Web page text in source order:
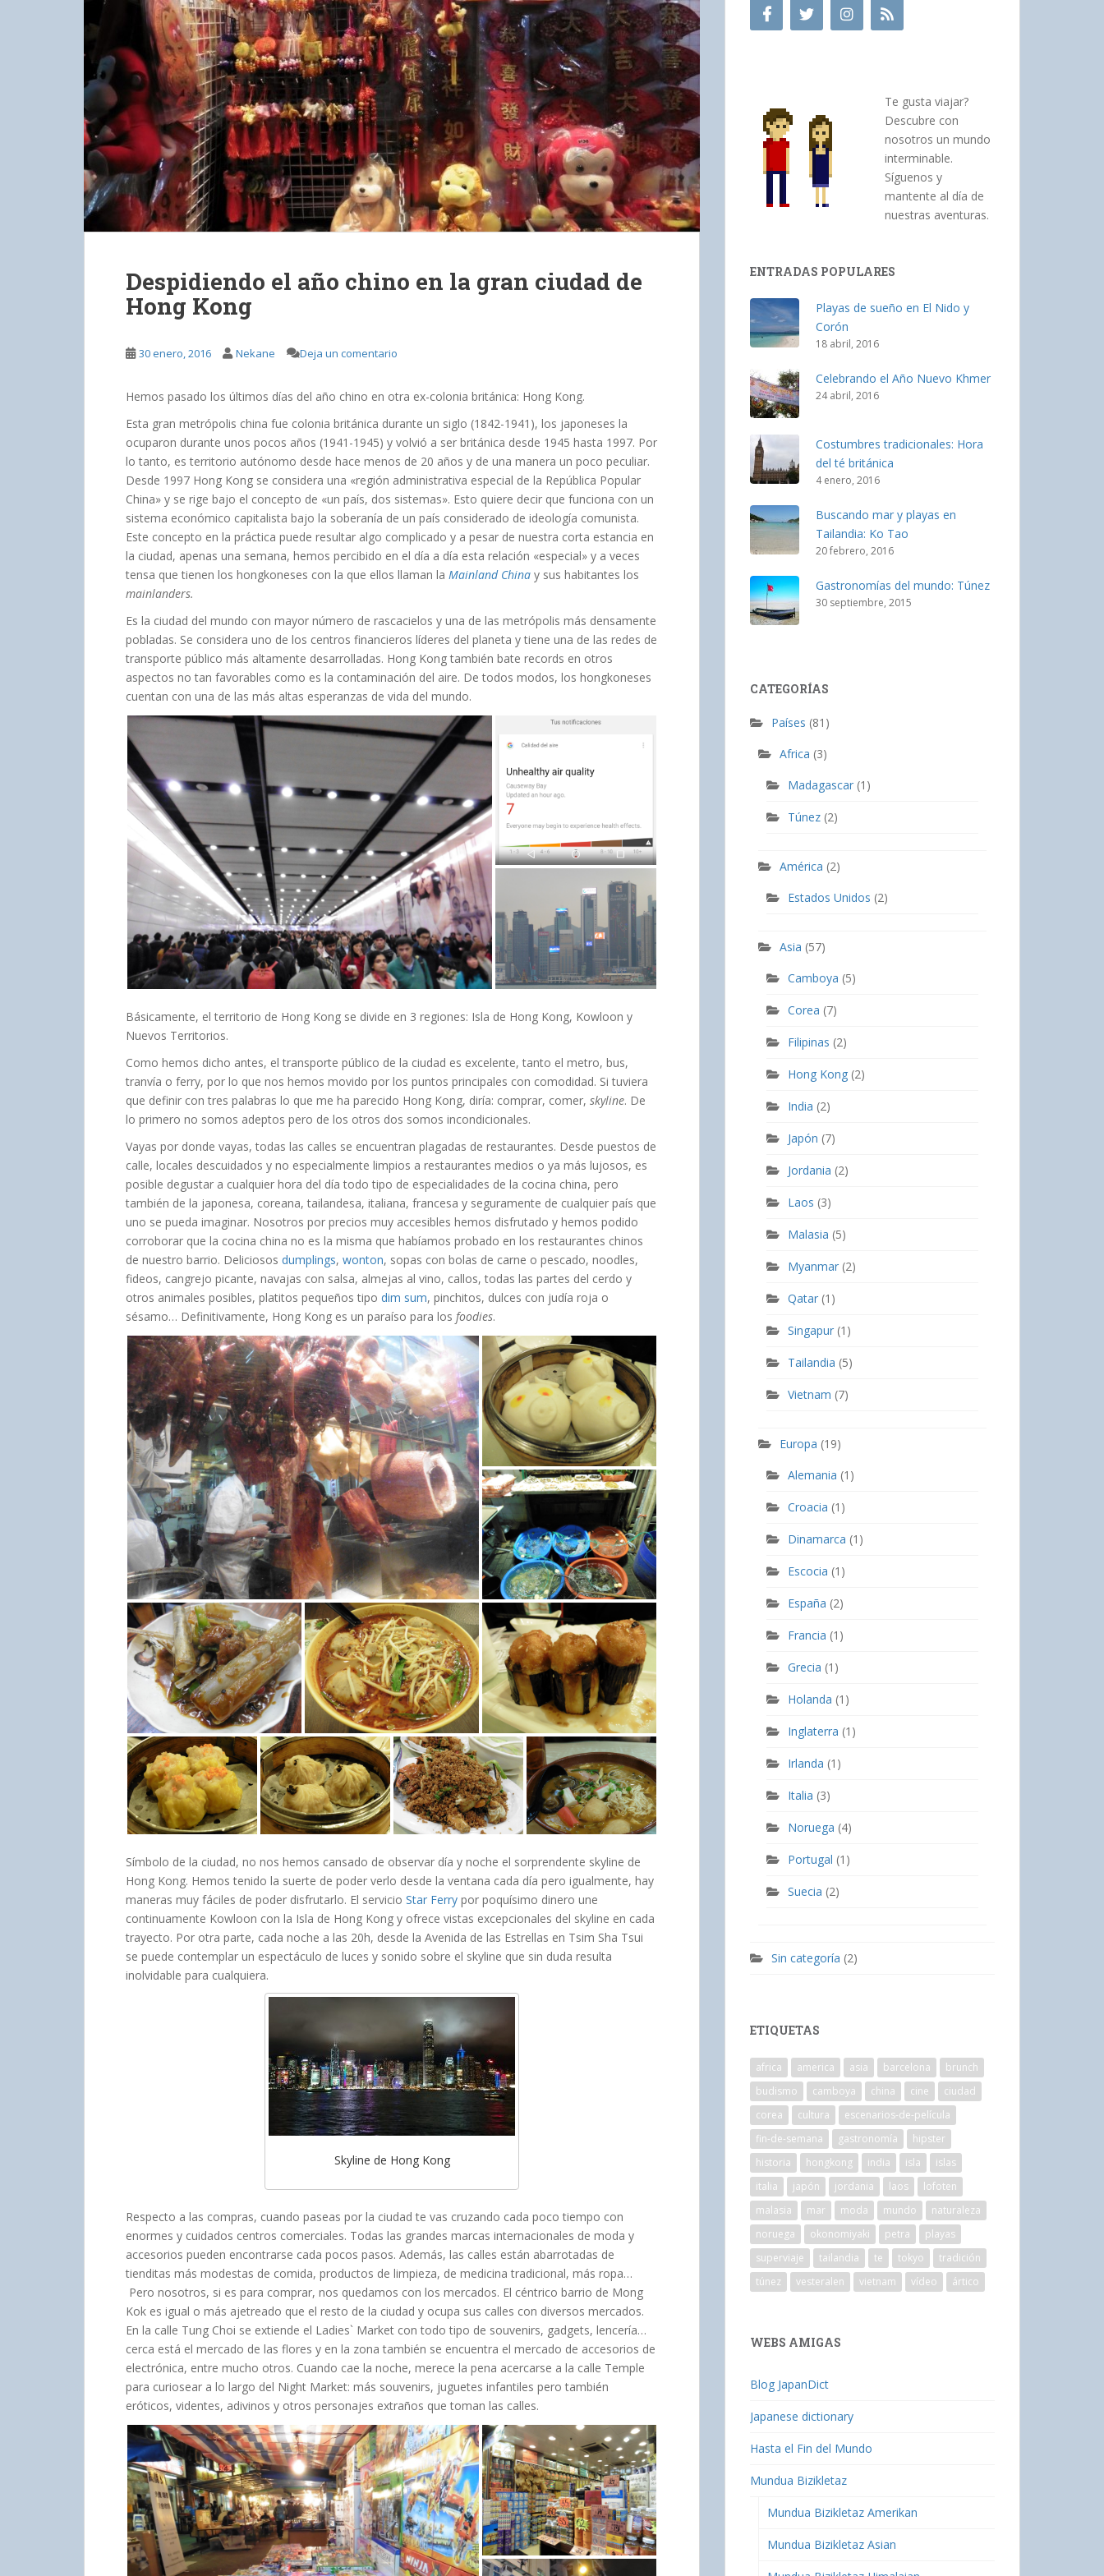
Despidiendo el año chino en la gran ciudad de
Hong Kong
30 enero, 2016 Nekane Deja un comentario
Hemos pasado los últimos días del año chino en otra ex-colonia británica: Hong Kong.
Esta gran metrópolis china fue colonia británica durante un siglo (1842-1941), los japoneses la
ocuparon durante unos pocos años (1941-1945) y volvió a ser británica desde 1945 hasta 1997. Por
lo tanto, es territorio autónomo desde hace menos de 20 años y de una manera un poco peculiar.
Desde 1997 Hong Kong se considera una «región administrativa especial de la República Popular
China» y se rige bajo el concepto de «un país, dos sistemas». Esto quiere decir que funciona con un
sistema económico capitalista bajo la soberanía de un país considerado de ideología comunista.
Este concepto en la práctica puede resultar algo complicado y a pesar de nuestra corta estancia en
la ciudad, apenas una semana, hemos percibido en el día a día esta relación «especial» y a veces
tensa que tienen los hongkoneses con la que ellos llaman la Mainland China y sus habitantes los
mainlanders.
Es la ciudad del mundo con mayor número de rascacielos y una de las metrópolis más densamente
pobladas. Se considera uno de los centros financieros líderes del planeta y tiene una de las redes de
transporte público más altamente desarrolladas. Hong Kong también bate records en otros
aspectos no tan favorables como es la contaminación del aire. De todos modos, los hongkoneses
cuentan con una de las más altas esperanzas de vida del mundo.
Básicamente, el territorio de Hong Kong se divide en 3 regiones: Isla de Hong Kong, Kowloon y
Nuevos Territorios.
Como hemos dicho antes, el transporte público de la ciudad es excelente, tanto el metro, bus,
tranvía o ferry, por lo que nos hemos movido por los puntos principales con comodidad. Si tuviera
que definir con tres palabras lo que me ha parecido Hong Kong, diría: comprar, comer, skyline. De
lo primero no somos adeptos pero de los otros dos somos incondicionales.
Vayas por donde vayas, todas las calles se encuentran plagadas de restaurantes. Desde puestos de
calle, locales descuidados y no especialmente limpios a restaurantes medios o ya más lujosos, es
posible degustar a cualquier hora del día todo tipo de especialidades de la cocina china, pero
también de la japonesa, coreana, tailandesa, italiana, francesa y seguramente de cualquier país que
uno se pueda imaginar. Nosotros por precios muy accesibles hemos disfrutado y hemos podido
corroborar que la cocina china no es la misma que habíamos probado en los restaurantes chinos
de nuestro barrio. Deliciosos dumplings, wonton, sopas con bolas de carne o pescado, noodles,
fideos, cangrejo picante, navajas con salsa, almejas al vino, callos, todas las partes del cerdo y
otros animales posibles, platitos pequeños tipo dim sum, pinchitos, dulces con judía roja o
sésamo… Definitivamente, Hong Kong es un paraíso para los foodies.
Símbolo de la ciudad, no nos hemos cansado de observar día y noche el sorprendente skyline de
Hong Kong. Hemos tenido la suerte de poder verlo desde la ventana cada día pero igualmente, hay
maneras muy fáciles de poder disfrutarlo. El servicio Star Ferry por poquísimo dinero une
continuamente Kowloon con la Isla de Hong Kong y ofrece vistas excepcionales del skyline en cada
trayecto. Por otra parte, cada noche a las 20h, desde la Avenida de las Estrellas en Tsim Sha Tsui
se puede contemplar un espectáculo de luces y sonido sobre el skyline que sin duda resulta
inolvidable para cualquiera.
Skyline de Hong Kong
Respecto a las compras, cuando paseas por la ciudad te vas cruzando cada poco tiempo con
enormes y cuidados centros comerciales. Todas las grandes marcas internacionales de moda y
accesorios pueden encontrarse cada pocos pasos. Además, las calles están abarrotadas de
tienditas más modestas de comida, productos de limpieza, de medicina tradicional, más ropa…
Pero nosotros, si es para comprar, nos quedamos con los mercados. El céntrico barrio de Mong
Kok es igual o más ajetreado que el resto de la ciudad y ocupa sus calles con diversos mercados.
En la calle Tung Choi se extiende el Ladies` Market con todo tipo de souvenirs, gadgets, lencería…
cerca está el mercado de las flores y en la zona también se encuentra el mercado de accesorios de
electrónica, entre mucho otros. Cuando cae la noche, merece la pena acercarse a la calle Temple
para curiosear a lo largo del Night Market: más souvenirs, juguetes infantiles pero también
eróticos, videntes, adivinos y otros personajes extraños que toman las calles.
Te gusta viajar?
Descubre con
nosotros un mundo
interminable.
Síguenos y
mantente al día de
nuestras aventuras.
ENTRADAS POPULARES
Playas de sueño en El Nido y
Corón
18 abril, 2016
Celebrando el Año Nuevo Khmer
24 abril, 2016
Costumbres tradicionales: Hora
del té británica
4 enero, 2016
Buscando mar y playas en
Tailandia: Ko Tao
20 febrero, 2016
Gastronomías del mundo: Túnez
30 septiembre, 2015
CATEGORÍAS
Países (81)
Africa (3)
Madagascar (1)
Túnez (2)
América (2)
Estados Unidos (2)
Asia (57)
Camboya (5)
Corea (7)
Filipinas (2)
Hong Kong (2)
India (2)
Japón (7)
Jordania (2)
Laos (3)
Malasia (5)
Myanmar (2)
Qatar (1)
Singapur (1)
Tailandia (5)
Vietnam (7)
Europa (19)
Alemania (1)
Croacia (1)
Dinamarca (1)
Escocia (1)
España (2)
Francia (1)
Grecia (1)
Holanda (1)
Inglaterra (1)
Irlanda (1)
Italia (3)
Noruega (4)
Portugal (1)
Suecia (2)
Sin categoría (2)
ETIQUETAS
africa america asia barcelona
brunch
budismo
camboya china cine
ciudad
corea
cultura
escenarios-de-película
fin-de-semana
gastronomía
hipster
historia
hongkong india isla
islas
italia
japón jordania laos
lofoten
malasia
mar moda mundo
naturaleza
noruega
okonomiyaki petra
playas
superviaje
tailandia te tokyo
tradición
túnez
vesteralen vietnam vídeo ártico
WEBS AMIGAS
Blog JapanDict
Japanese dictionary
Hasta el Fin del Mundo
Mundua Bizikletaz
Mundua Bizikletaz Amerikan
Mundua Bizikletaz Asian